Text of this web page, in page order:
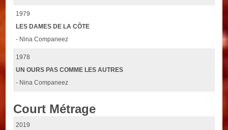
1979
LES DAMES DE LA CÔTE
- Nina Companeez
1978
UN OURS PAS COMME LES AUTRES
- Nina Companeez
Court Métrage
2019